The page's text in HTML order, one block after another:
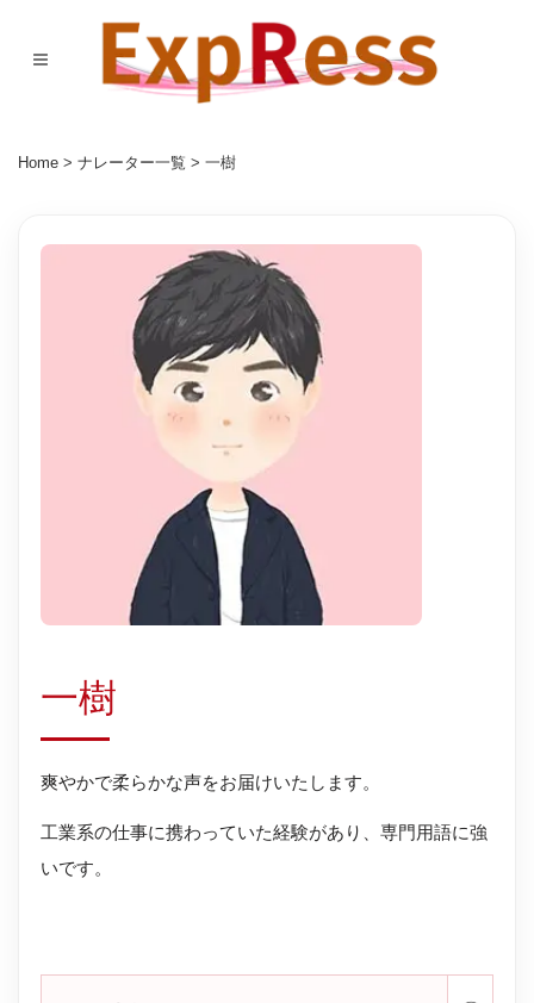
Home > ナレーター一覧 > 一樹
一樹
爽やかで柔らかな声をお届けいたします。
工業系の仕事に携わっていた経験があり、専門用語に強
いです。